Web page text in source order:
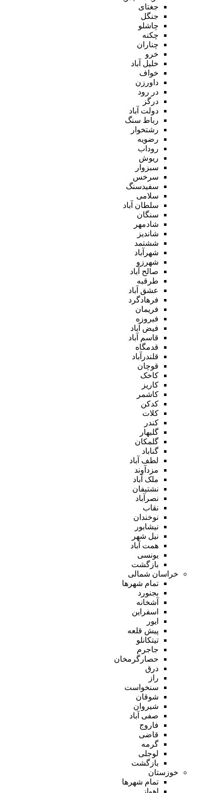
جغتای
جنگل
چاشلو
چکنه
چناران
خرو
خلیل آباد
خواف
داورزن
در رود
درگز
دولت آباد
رباط سنگ
رشتخوار
رضویه
روداب
ریوش
سبزوار
سرخس
سفیدسنگ
سلامی
سلطان آباد
سنگان
شادمهر
شاندیز
ششتمد
شهرآباد
شهرزو
صالح آباد
طرقبه
عشق آباد
فرهادگرد
فریمان
فیروزه
فیض آباد
قاسم آباد
قدمگاه
قلندرآباد
قوچان
کاخک
کاریز
کاشمر
کدکن
کلات
کندر
گلبهار
گلمکان
گناباد
لطف آباد
مزدآوند
ملک آباد
نشتیفان
نصرآباد
نقاب
نوخندان
نیشابور
نیل شهر
همت آباد
یونسی
بازگشت
خراسان شمالی
تمام شهر‌ها
بجنورد
آشخانه
اسفراین
ایور
پیش قلعه
تیتکانلو
جاجرم
حصارگرمخان
درق
راز
سنخواست
شوقان
شیروان
صفی آباد
فاروج
قاضی
گرمه
لوجلی
بازگشت
خوزستان
تمام شهر‌ها
اهواز